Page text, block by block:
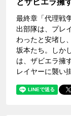
最終章「代理戦
出部隊は、プレ
わったと安堵し
坂本たち。しか
は、ザビエラ擁
レイヤーに襲い